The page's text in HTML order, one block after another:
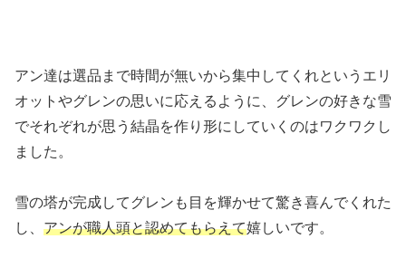
アン達は選品まで時間が無いから集中してくれというエリ
オットやグレンの思いに応えるように、グレンの好きな雪
でそれぞれが思う結晶を作り形にしていくのはワクワクし
ました。
雪の塔が完成してグレンも目を輝かせて驚き喜んでくれた
し、 アンが職人頭と認めてもらえて嬉しいです。